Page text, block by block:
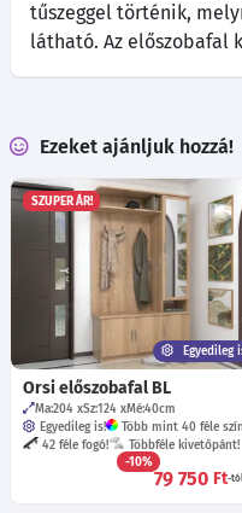
tűszeggel történik,
látható. Az előszobafal
Ezeket ajánljuk hozzá!
SZUPER ÁR!
Egyedileg
Orsi előszobafal BL
Ma:204 Sz:124 Mé:40cm
Egyedileg is!
Több mint 40 féle
42 féle fogó!
Többféle kivetőpánt!
-10%
79 750 Ft-tól